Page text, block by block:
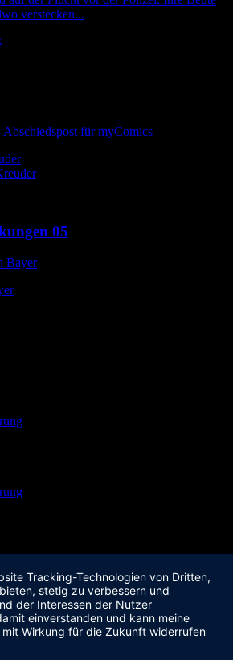
verstecken...
für myComics
05
Bayer
Tracking-Technologien von Dritten,
stetig zu verbessern und
der Interessen der Nutzer
einverstanden und kann meine
Wirkung für die Zukunft widerrufen